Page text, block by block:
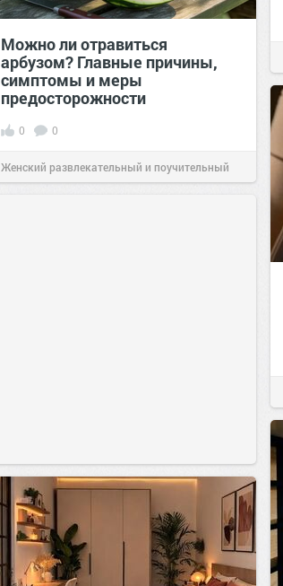
Можно ли отравиться
арбузом? Главные причины,
симптомы и меры
предосторожности
0 0
Женский развлекательный и поучительный